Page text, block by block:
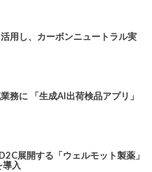
用し、カーボンニュートラル実
務に 「生成AI出荷検品アプリ」
展開する「ウェルモット製薬」
導入